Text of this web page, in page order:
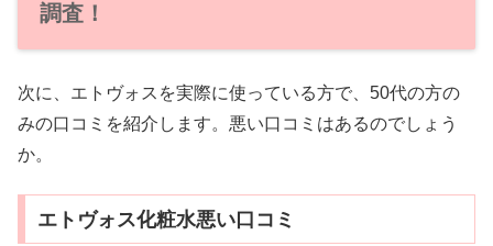
調査！
次に、エトヴォスを実際に使っている方で、50代の方の
みの口コミを紹介します。悪い口コミはあるのでしょう
か。
エトヴォス化粧水悪い口コミ